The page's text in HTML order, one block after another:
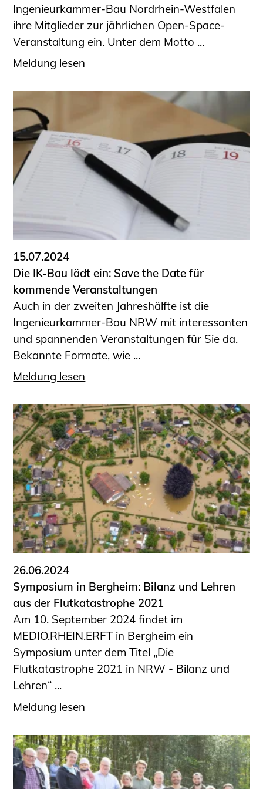
Ingenieurkammer-Bau Nordrhein-Westfalen
ihre Mitglieder zur jährlichen Open-Space-
Veranstaltung ein. Unter dem Motto ...
Meldung lesen
15.07.2024
Die IK-Bau lädt ein: Save the Date für
kommende Veranstaltungen
Auch in der zweiten Jahreshälfte ist die
Ingenieurkammer-Bau NRW mit interessanten
und spannenden Veranstaltungen für Sie da.
Bekannte Formate, wie ...
Meldung lesen
26.06.2024
Symposium in Bergheim: Bilanz und Lehren
aus der Flutkatastrophe 2021
Am 10. September 2024 findet im
MEDIO.RHEIN.ERFT in Bergheim ein
Symposium unter dem Titel „Die
Flutkatastrophe 2021 in NRW - Bilanz und
Lehren“ ...
Meldung lesen